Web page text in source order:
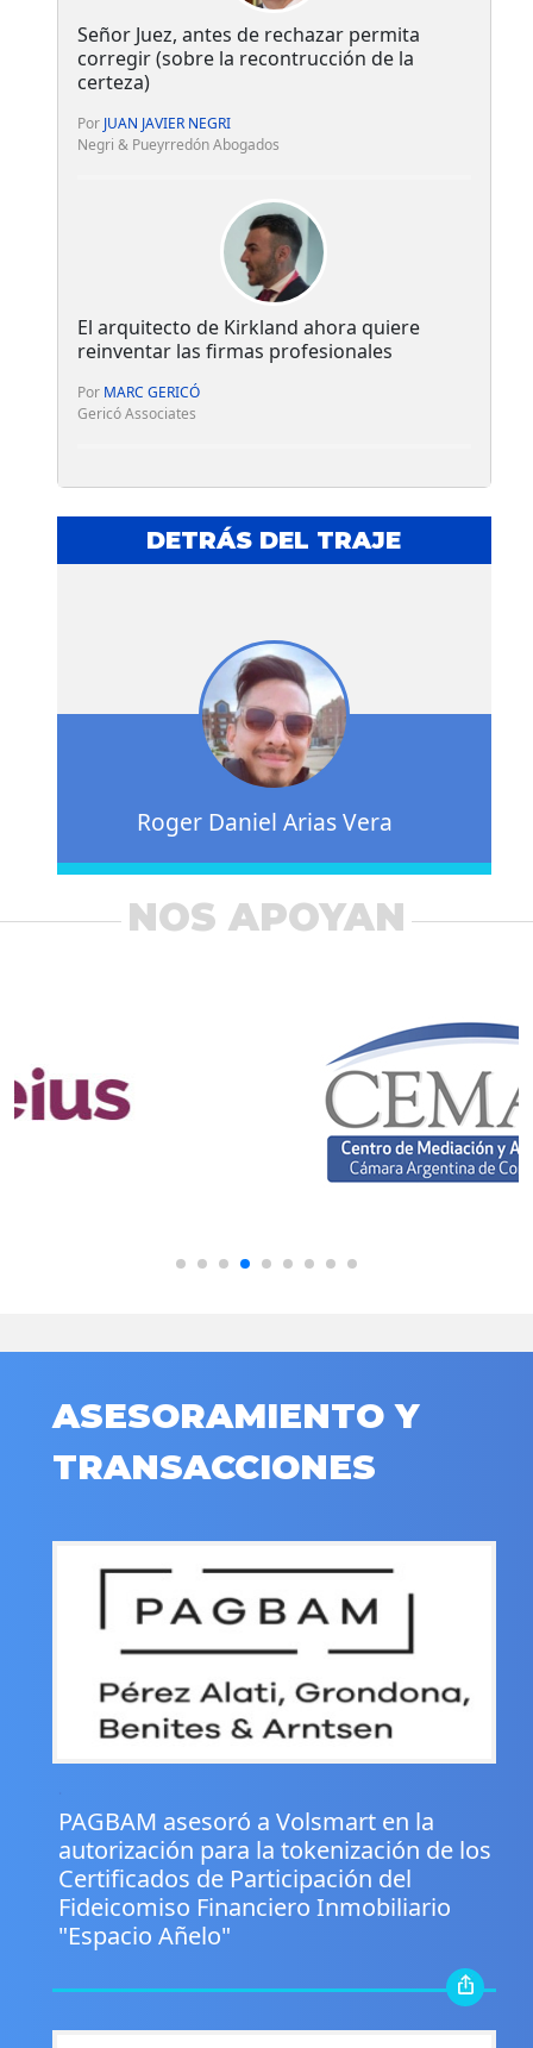
Señor Juez, antes de rechazar permita
corregir (sobre la recontrucción de la
certeza)
Por JUAN JAVIER NEGRI
Negri & Pueyrredón Abogados
El arquitecto de Kirkland ahora quiere
reinventar las firmas profesionales
Por MARC GERICÓ
Gericó Associates
DETRÁS DEL TRAJE
Roger Daniel Arias Vera
NOS APOYAN
ASESORAMIENTO Y
TRANSACCIONES
PAGBAM asesoró a Volsmart en la
autorización para la tokenización de los
Certificados de Participación del
Fideicomiso Financiero Inmobiliario
"Espacio Añelo"